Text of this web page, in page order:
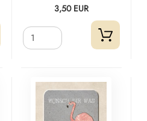
3,50 EUR